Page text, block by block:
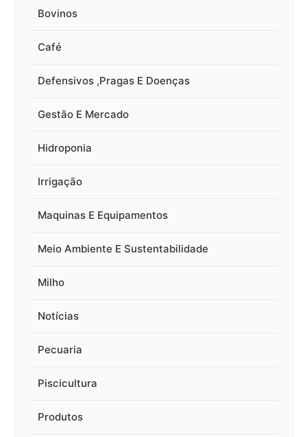
Bovinos
Café
Defensivos ,Pragas E Doenças
Gestão E Mercado
Hidroponia
Irrigação
Maquinas E Equipamentos
Meio Ambiente E Sustentabilidade
Milho
Notícias
Pecuaria
Piscicultura
Produtos